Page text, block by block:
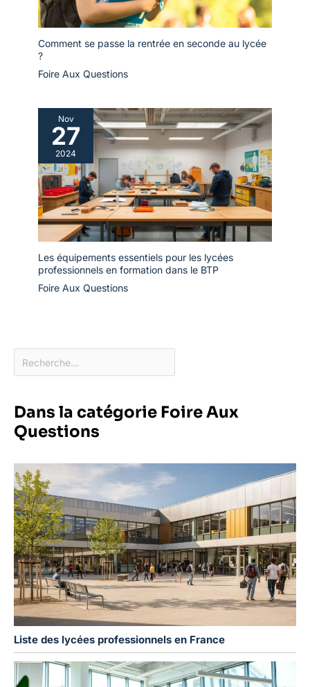
Comment se passe la rentrée en seconde au lycée
?
Foire Aux Questions
Nov
27
2024
Les équipements essentiels pour les lycées
professionnels en formation dans le BTP
Foire Aux Questions
Dans la catégorie Foire Aux
Questions
Liste des lycées professionnels en France